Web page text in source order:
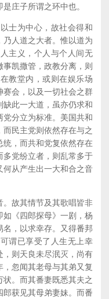
庄子所谓之环中也。
为中心，故社会得和
人道之大者。惟以道为
主义，个人与个人间无
凯撒管，政教分离，则
教堂内，或则在娱乐场
会，以及一切社会之群
此一大道，虽亦仍求和
分立为标准。美国共和
民主党则依然存在与之
统，而共和党复依然存在
党纷立者，则乱常多于
从产生出一大和合之音
故其情节及其歌唱皆非
《四郎探母》一剧，杨
，以求幸存。又得番邦
谓已享受了人生无上幸
则天良未尽泯灭，尚有
忽闻其老母与其弟又复
。而其番妻既悉其夫之
郎获见其母弟妻妹。而番